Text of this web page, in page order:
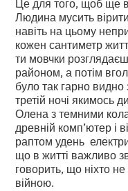
Людина мусить
навіть на цьому
кожен сантиметр
ти мовчки
районом, а потім
було так гарно видно
третій ночі якимось
Олена з темними
древній комп’ютер і
раптом удень
що в житті важливо
говорить, що ніхто
війною.